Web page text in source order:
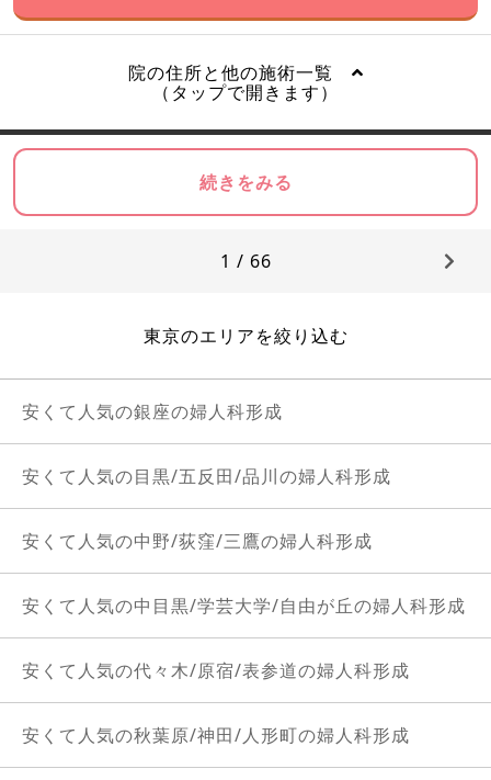
院の住所と他の施術一覧
（タップで開きます）
続きをみる
1 / 66
東京のエリアを絞り込む
安くて人気の銀座の婦人科形成
安くて人気の目黒/五反田/品川の婦人科形成
安くて人気の中野/荻窪/三鷹の婦人科形成
安くて人気の中目黒/学芸大学/自由が丘の婦人科形成
安くて人気の代々木/原宿/表参道の婦人科形成
安くて人気の秋葉原/神田/人形町の婦人科形成